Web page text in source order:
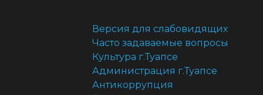
Версия для слабовидящих
Часто задаваемые вопросы
Культура г.Туапсе
Администрация г.Туапсе
Антикоррупция